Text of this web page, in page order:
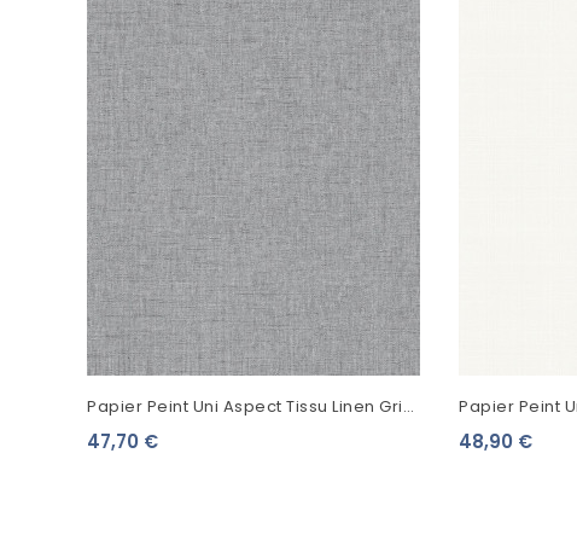
Papier Peint Uni Aspect Tissu Linen Gris
Acier Foncé 103229622
47,70 €
Papier Peint
Blanc 139022
48,90 €